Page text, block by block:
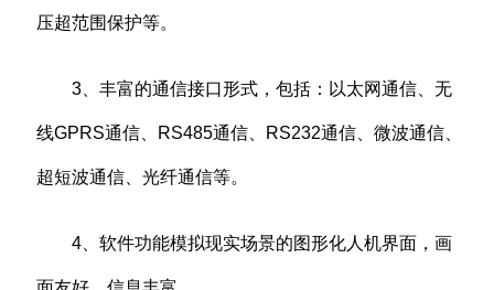
压超范围保护等。
3、丰富的通信接口形式，包括：以太网通信、无
线GPRS通信、RS485通信、RS232通信、微波通信、
超短波通信、光纤通信等。
4、软件功能模拟现实场景的图形化人机界面，画